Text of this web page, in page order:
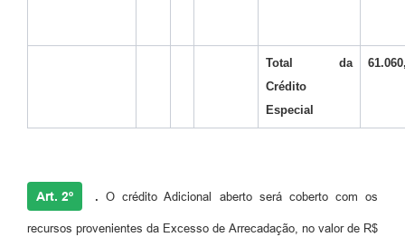
Total da
Crédito
Especial
Art. 2º .O crédito Adicional aberto será coberto com os
recursos provenientes da Excesso de Arrecadação, no valor de R$